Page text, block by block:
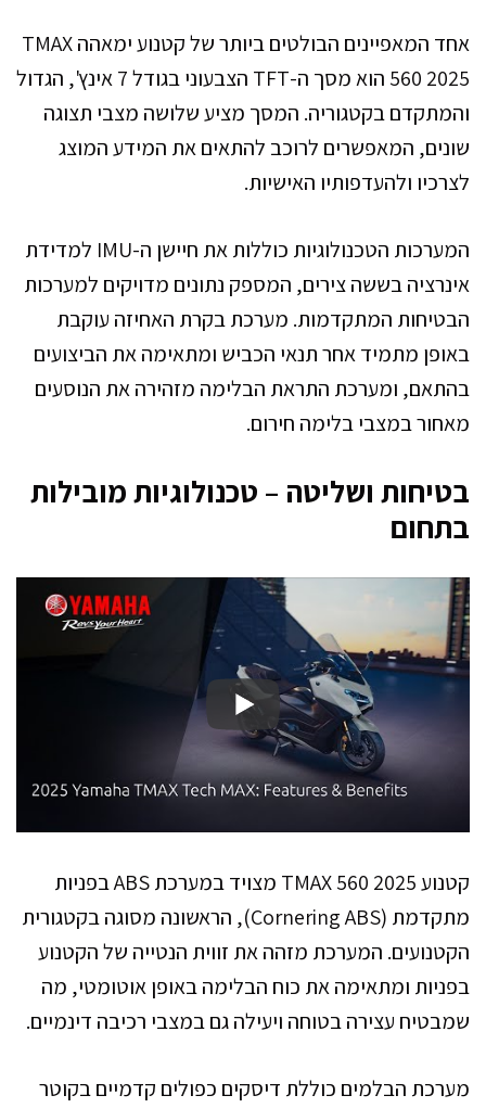
אחד המאפיינים הבולטים ביותר של קטנוע ימאהה TMAX
560 2025 הוא מסך ה-TFT הצבעוני בגודל 7 אינץ', הגדול
והמתקדם בקטגוריה. המסך מציע שלושה מצבי תצוגה
שונים, המאפשרים לרוכב להתאים את המידע המוצג
לצרכיו ולהעדפותיו האישיות.
המערכות הטכנולוגיות כוללות את חיישן ה-IMU למדידת
אינרציה בששה צירים, המספק נתונים מדויקים למערכות
הבטיחות המתקדמות. מערכת בקרת האחיזה עוקבת
באופן מתמיד אחר תנאי הכביש ומתאימה את הביצועים
בהתאם, ומערכת התראת הבלימה מזהירה את הנוסעים
מאחור במצבי בלימה חירום.
בטיחות ושליטה – טכנולוגיות מובילות
בתחום
קטנוע TMAX 560 2025 מצויד במערכת ABS בפניות
מתקדמת (Cornering ABS), הראשונה מסוגה בקטגורית
הקטנועים. המערכת מזהה את זווית הנטייה של הקטנוע
בפניות ומתאימה את כוח הבלימה באופן אוטומטי, מה
שמבטיח עצירה בטוחה ויעילה גם במצבי רכיבה דינמיים.
מערכת הבלמים כוללת דיסקים כפולים קדמיים בקוטר